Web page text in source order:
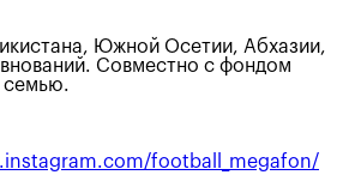
Южной Осетии, Абхазии,
Совместно с фондом
семью.
football_megafon/